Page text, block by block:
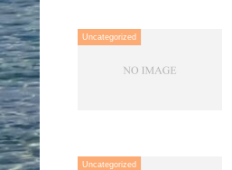
Uncategorized
Uncategorized